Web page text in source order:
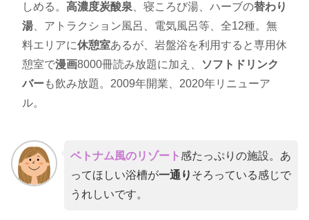
しめる。 高濃度炭酸泉、寝ころび湯、ハーブの替わり
湯、アトラクション風呂、電気風呂等、全12種。無
料エリアに休憩室あるが、岩盤浴を利用すると専用休
憩室で漫画8000冊読み放題に加え、
ソフトドリンク
バーも飲み放題。2009年開業、2020年リニューア
ル。
ベトナム風のリゾート感たっぷりの施設。あ
ってほしい浴槽が一通り そろっている感じで
うれしいです。